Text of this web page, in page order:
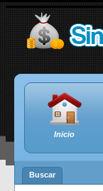
Inicio
Buscar